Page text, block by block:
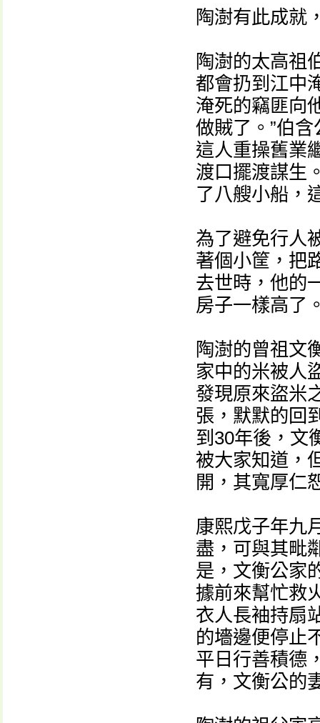
陶澍有此成就
陶澍的太高祖
都會扔到江中
淹死的竊匪向
做賊了。”伯
這人重操舊業
渡口擺渡謀生
了八艘小船，
為了避免行人
著個小筐，把
去世時，他的
房子一樣高了
陶澍的曾祖文
家中的米被人
發現原來盜米
張，默默的回
到30年後，文
被大家知道，
開，其寬厚仁
康熙戊子年九
盡，可與其毗
是，文衡公家
據前來幫忙救
衣人長袖持扇
的墻邊便停止
平日行善積德
有，文衡公的